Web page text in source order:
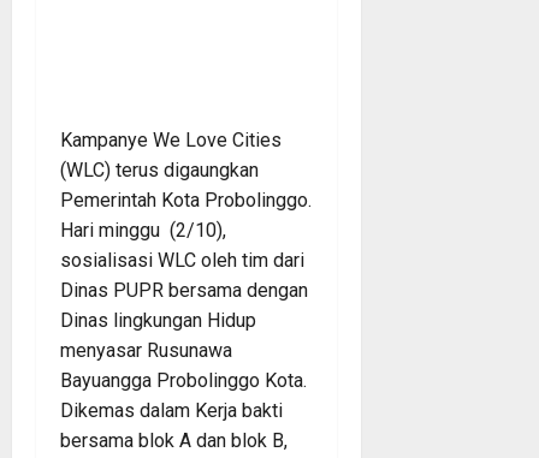
Kampanye We Love Cities
(WLC) terus digaungkan
Pemerintah Kota Probolinggo.
Hari minggu (2/10),
sosialisasi WLC oleh tim dari
Dinas PUPR bersama dengan
Dinas lingkungan Hidup
menyasar Rusunawa
Bayuangga Probolinggo Kota.
Dikemas dalam Kerja bakti
bersama blok A dan blok B,